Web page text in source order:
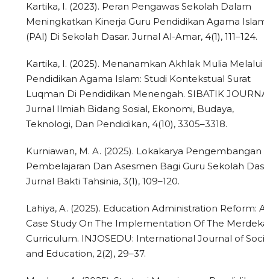
Kartika, I. (2023). Peran Pengawas Sekolah Dalam
Meningkatkan Kinerja Guru Pendidikan Agama Islam
(PAI) Di Sekolah Dasar. Jurnal Al-Amar, 4(1), 111–124.
Kartika, I. (2025). Menanamkan Akhlak Mulia Melalui
Pendidikan Agama Islam: Studi Kontekstual Surat
Luqman Di Pendidikan Menengah. SIBATIK
Jurnal Ilmiah Bidang Sosial, Ekonomi, Budaya,
Teknologi, Dan Pendidikan, 4(10), 3305–3318.
Kurniawan, M. A. (2025). Lokakarya Pengembangan
Pembelajaran Dan Asesmen Bagi Guru Sekolah
Jurnal Bakti Tahsinia, 3(1), 109–120.
Lahiya, A. (2025). Education Administration Reform: A
Case Study On The Implementation Of The Merdeka
Curriculum. INJOSEDU: International Journal of
and Education, 2(2), 29–37.